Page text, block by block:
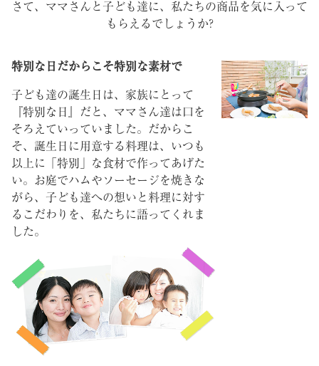
さて、ママさんと子ども達に、私たちの商品を気に入って
もらえるでしょうか?
特別な日だからこそ特別な素材で
子ども達の誕生日は、家族にとって
『特別な日』だと、ママさん達は口を
そろえていっていました。だからこ
そ、誕生日に用意する料理は、いつも
以上に「特別」な食材で作ってあげた
い。お庭でハムやソーセージを焼きな
がら、子ども達への想いと料理に対す
るこだわりを、私たちに語ってくれま
した。